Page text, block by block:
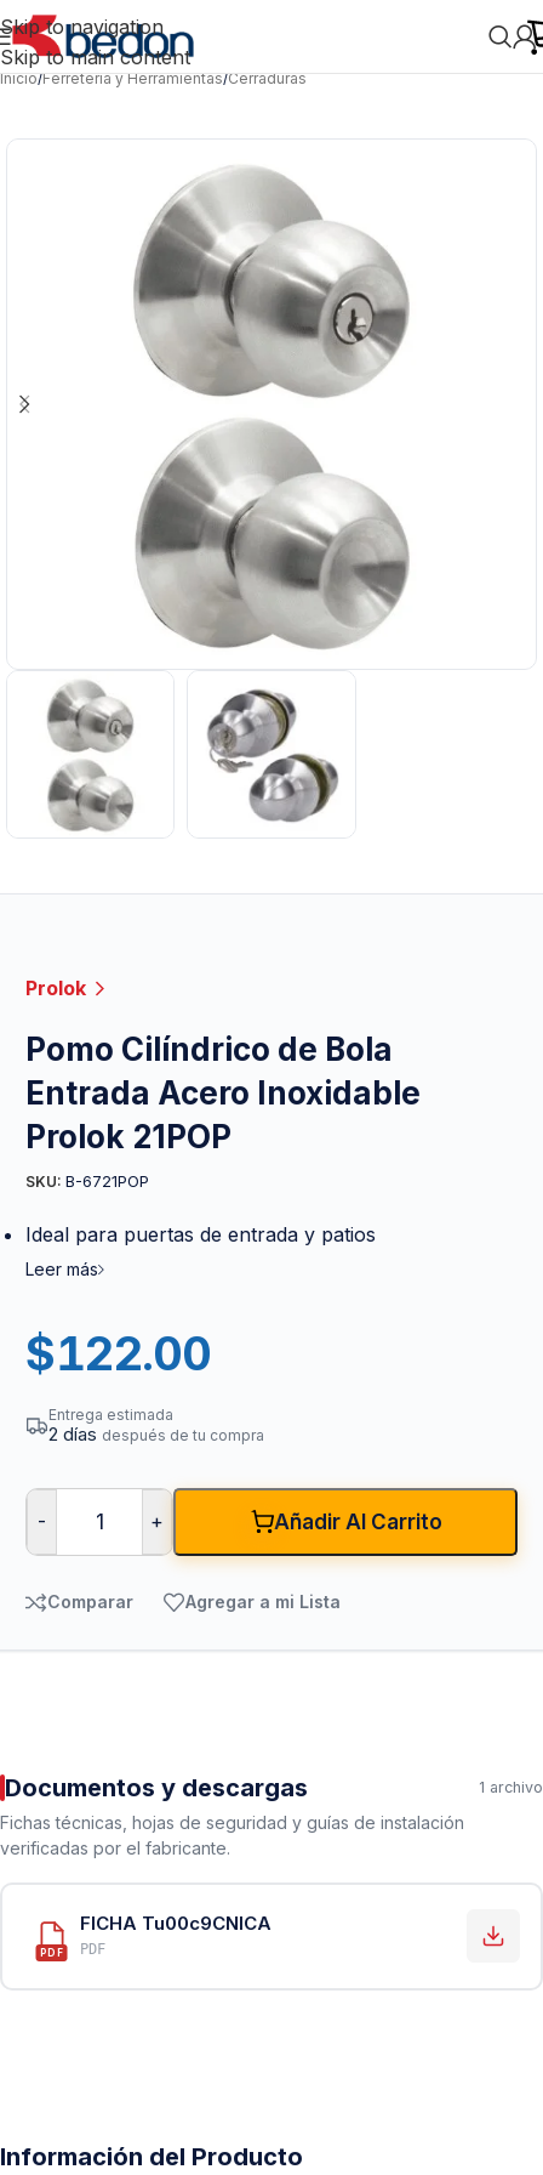
Skip to navigation
Skip to main content
Inicio/Ferretería y Herramientas/Cerraduras
Prolok
Pomo Cilíndrico de Bola
Entrada Acero Inoxidable
Prolok 21POP
SKU: B-6721POP
Ideal para puertas de entrada y patios
Leer más
$122.00
Entrega estimada
2 días después de tu compra
- + Añadir Al Carrito
Comparar Agregar a mi Lista
Documentos y descargas 1 archivo
Fichas técnicas, hojas de seguridad y guías de instalación
verificadas por el fabricante.
PDF
FICHA Tu00c9CNICA
PDF
Información del Producto